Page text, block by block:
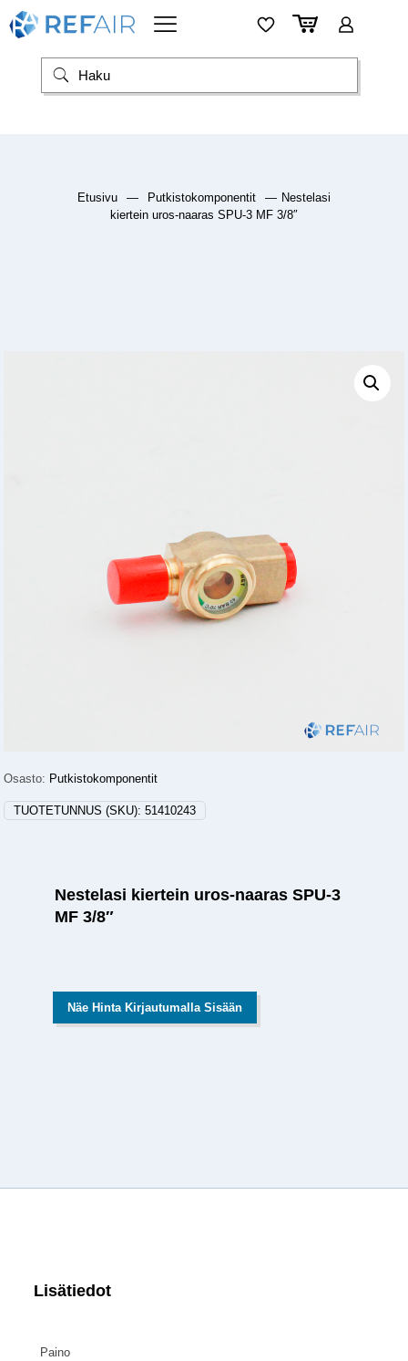
Etusivu — Putkistokomponentit — Nestelasi
kiertein uros-naaras SPU-3 MF 3/8″
Osasto: Putkistokomponentit
TUOTETUNNUS (SKU):51410243
Nestelasi kiertein uros-naaras SPU-3
MF 3/8″
Näe Hinta Kirjautumalla Sisään
Lisätiedot
Paino